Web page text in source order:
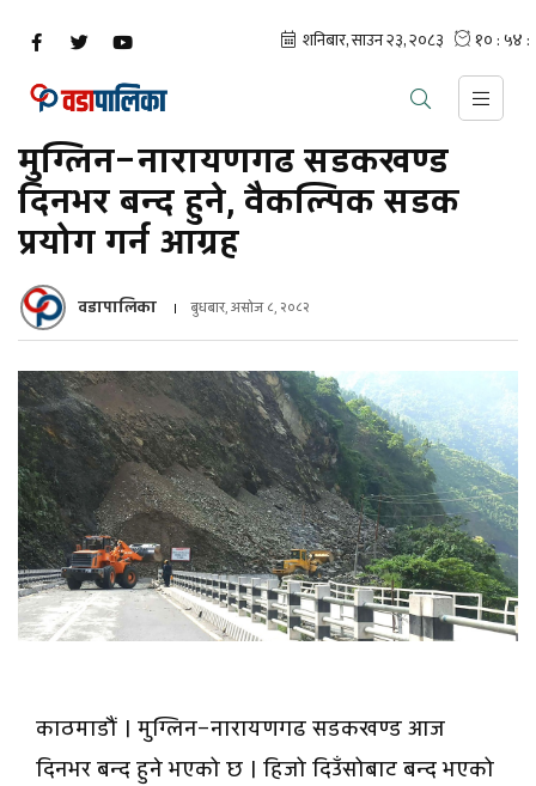
मुग्लिन–नारायणगढ सडकखण्ड
दिनभर बन्द हुने, वैकल्पिक सडक
प्रयोग गर्न आग्रह
वडापालिका बुधबार, असोज ८, २०८२
काठमाडौं । मुग्लिन–नारायणगढ सडकखण्ड आज
दिनभर बन्द हुने भएको छ । हिजो दिउँसोबाट बन्द भएको